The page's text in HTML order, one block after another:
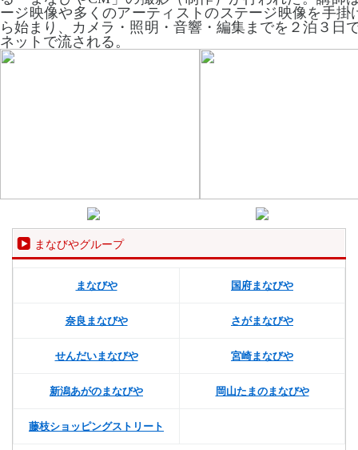
ージ映像や多くのアーティストのステージ映像を手
ら始まり、カメラ・照明・音響・編集までを２泊３日
ネットで流される。
まなびやグループ
まなびや 国府まなびや
奈良まなびや さがまなびや
せんだいまなびや 宮崎まなびや
新潟あがのまなびや 岡山たまのまなびや
藤枝ショッピングストリート